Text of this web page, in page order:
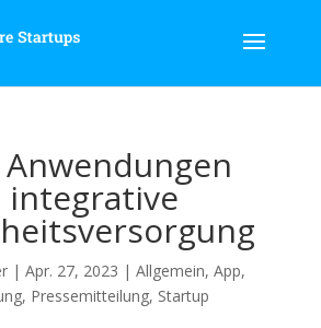
integrative
| Apr. 27, 2023 | Allgemein, App,
, Pressemitteilung, Startup